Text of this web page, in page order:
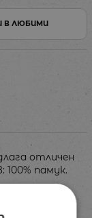
В ЛЮБИМИ
отличен
памук.